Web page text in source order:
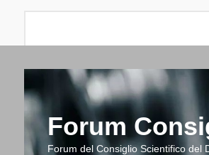
Forum
Forum del Consiglio Scientifico del